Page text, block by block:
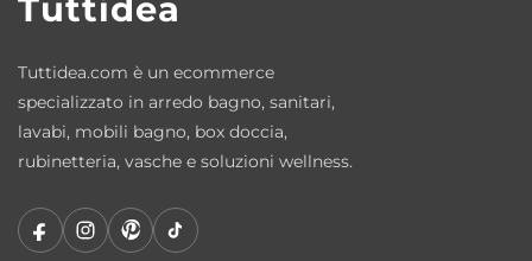
• Possibilità di ripristino tramite kit dedicato
Il Polymineral è inoltre considerato uno dei
materiali più igienici utilizzati nell’arredo
non assorbente.
Tuttidea
Tuttidea.com è un ecommerce
specializzato in arredo bagno, sanitari,
lavabi, mobili bagno, box doccia,
rubinetteria, vasche e soluzioni wellness.